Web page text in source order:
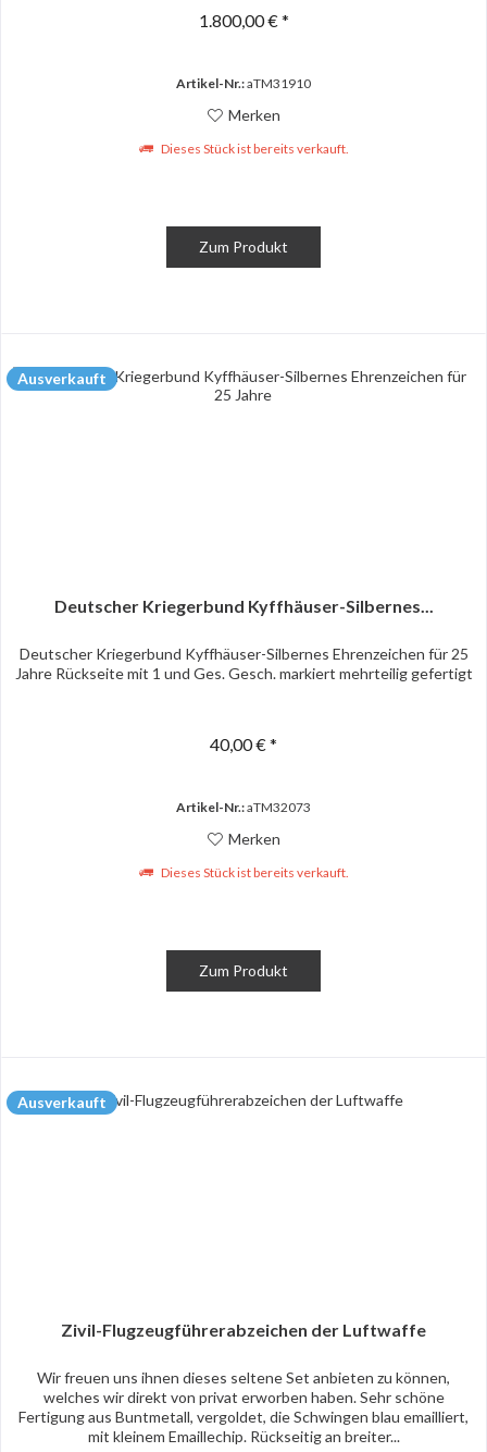
1.800,00 € *
Artikel-Nr.:aTM31910
Merken
Dieses Stück ist bereits verkauft.
Zum Produkt
Ausverkauft
Deutscher Kriegerbund Kyffhäuser-Silbernes...
Deutscher Kriegerbund Kyffhäuser-Silbernes Ehrenzeichen für 25
Jahre Rückseite mit 1 und Ges. Gesch. markiert mehrteilig gefertigt
40,00 € *
Artikel-Nr.:aTM32073
Merken
Dieses Stück ist bereits verkauft.
Zum Produkt
Ausverkauft
Zivil-Flugzeugführerabzeichen der Luftwaffe
Wir freuen uns ihnen dieses seltene Set anbieten zu können,
welches wir direkt von privat erworben haben. Sehr schöne
Fertigung aus Buntmetall, vergoldet, die Schwingen blau emailliert,
mit kleinem Emaillechip. Rückseitig an breiter...